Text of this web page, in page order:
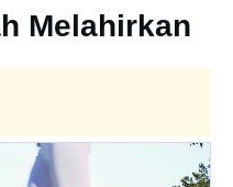
Melahirkan